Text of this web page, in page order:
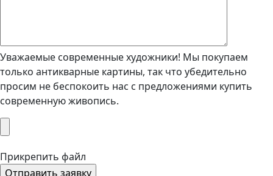
Уважаемые современные художники! Мы покупаем
только антикварные картины, так что убедительно
просим не беспокоить нас с предложениями купить
современную живопись.
Прикрепить файл